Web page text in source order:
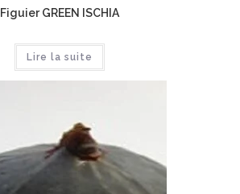
Figuier GREEN ISCHIA
Lire la suite